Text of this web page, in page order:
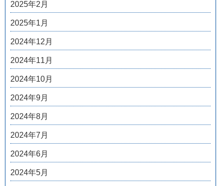
2025年2月
2025年1月
2024年12月
2024年11月
2024年10月
2024年9月
2024年8月
2024年7月
2024年6月
2024年5月